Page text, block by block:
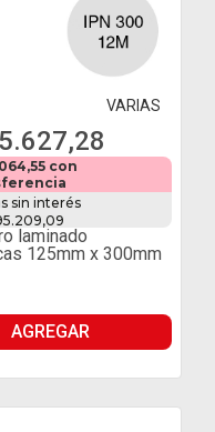
VARIAS
con
sin interés
laminado
125mm x 300mm
AGREGAR